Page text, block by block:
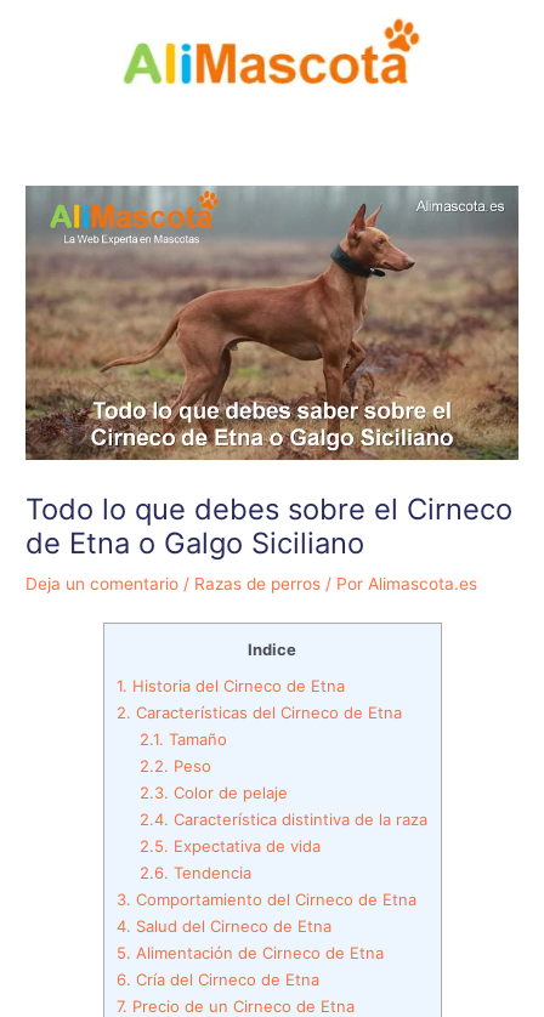
Todo lo que debes sobre el Cirneco
de Etna o Galgo Siciliano
Deja un comentario / Razas de perros / Por Alimascota.es
Indice
1. Historia del Cirneco de Etna
2. Características del Cirneco de Etna
2.1. Tamaño
2.2. Peso
2.3. Color de pelaje
2.4. Característica distintiva de la raza
2.5. Expectativa de vida
2.6. Tendencia
3. Comportamiento del Cirneco de Etna
4. Salud del Cirneco de Etna
5. Alimentación de Cirneco de Etna
6. Cría del Cirneco de Etna
7. Precio de un Cirneco de Etna